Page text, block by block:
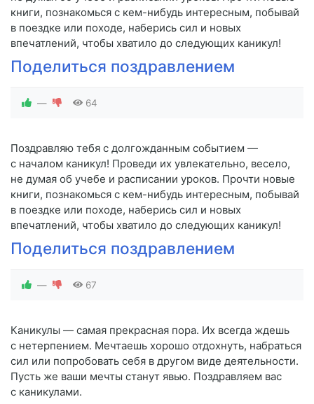
книги, познакомься с кем-нибудь интересным, побывай
в поездке или походе, наберись сил и новых
впечатлений, чтобы хватило до следующих каникул!
Поделиться поздравлением
— 64
Поздравляю тебя с долгожданным событием —
с началом каникул! Проведи их увлекательно, весело,
не думая об учебе и расписании уроков. Прочти новые
книги, познакомься с кем-нибудь интересным, побывай
в поездке или походе, наберись сил и новых
впечатлений, чтобы хватило до следующих каникул!
Поделиться поздравлением
— 67
Каникулы — самая прекрасная пора. Их всегда ждешь
с нетерпением. Мечтаешь хорошо отдохнуть, набраться
сил или попробовать себя в другом виде деятельности.
Пусть же ваши мечты станут явью. Поздравляем вас
с каникулами.